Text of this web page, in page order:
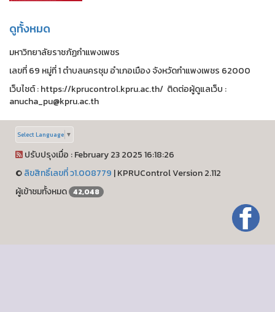
ดูทั้งหมด
มหาวิทยาลัยราชภัฏกำแพงเพชร
เลขที่ 69 หมู่ที่ 1 ตำบลนครชุม อำเภอเมือง จังหวัดกำแพงเพชร 62000
เว็บไชต์ : https://kprucontrol.kpru.ac.th/ ติดต่อผู้ดูแลเว็บ :
anucha_pu@kpru.ac.th
Select Language ▼
ปรับปรุงเมื่อ : February 23 2025 16:18:26
©ลิขสิทธิ์เลขที่ ว1.008779 |KPRUControl Version 2.112
ผู้เข้าชมทั้งหมด 42,048